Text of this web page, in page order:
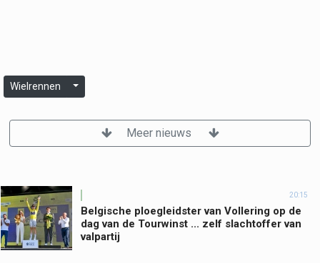
Wielrennen
Meer nieuws
20:15
Belgische ploegleidster van Vollering op de
dag van de Tourwinst ... zelf slachtoffer van
valpartij